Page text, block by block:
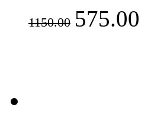
1150.00 575.00